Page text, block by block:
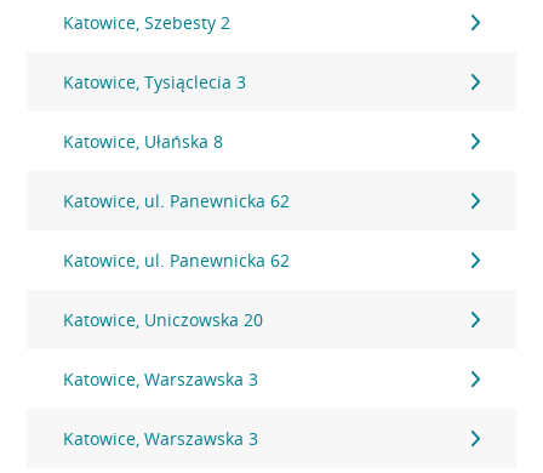
Katowice, Szebesty 2
Katowice, Tysiąclecia 3
Katowice, Ułańska 8
Katowice, ul. Panewnicka 62
Katowice, ul. Panewnicka 62
Katowice, Uniczowska 20
Katowice, Warszawska 3
Katowice, Warszawska 3